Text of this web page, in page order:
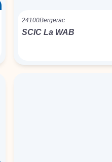
24100Bergerac
SCIC La WAB